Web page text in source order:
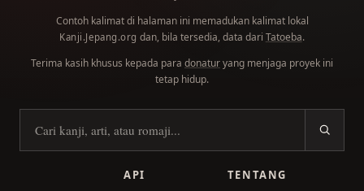
Contoh kalimat di halaman ini memadukan kalimat lokal
Kanji.Jepang.org dan, bila tersedia, data dari Tatoeba.
Terima kasih khusus kepada para donaturyang menjaga proyek ini
tetap hidup.
Cari kanji
API
TENTANG